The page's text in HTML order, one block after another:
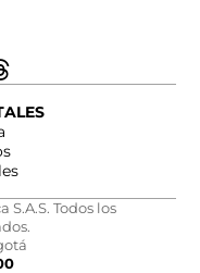
Todos los